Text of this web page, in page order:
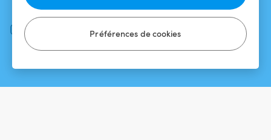
Préférences de cookies
Facebook
Instagram